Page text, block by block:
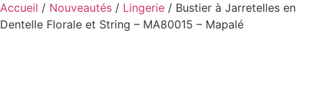
Accueil / Nouveautés / Lingerie / Bustier à Jarretelles en
Dentelle Florale et String – MA80015 – Mapalé